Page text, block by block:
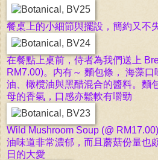
餐桌上的小細節與擺設 ，簡約又不
在餐點上桌前，侍者為我們送上
RM7.00)。内有～ 麵包條， 海藻
油、橄欖油與黑醋混合的醬料。麵
母的香氣，口感亦鬆軟有嚼勁
Wild Mushroom Soup (@
油味道非常濃郁，而且蘑菇份量也
日的大愛